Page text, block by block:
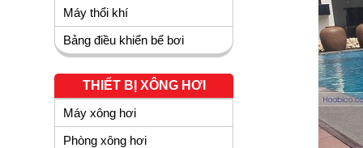
Máy thổi khí
Bảng điều khiển bể bơi
THIẾT BỊ XÔNG HƠI
Máy xông hơi
Phòng xông hơi